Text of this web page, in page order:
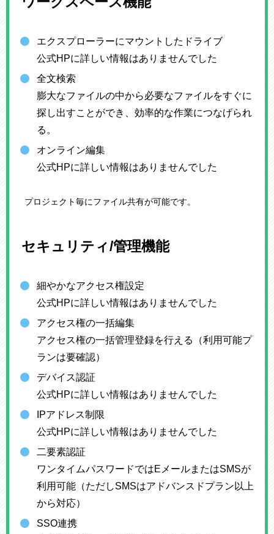
エクスプローラーにマウントしたドライブ
公式HPに詳しい情報はありませんでした
全文検索
膨大なファイルの中から必要なファイルをすぐに
探し出すことができ、効率的な作業につなげられ
る。
オンライン編集
公式HPに詳しい情報はありませんでした
プロジェクト毎にファイル共有が可能です。
セキュリティ/管理機能
細やかなアクセス権設定
公式HPに詳しい情報はありませんでした
アクセス権の一括編集
アクセス権の一括管理登録を行える（利用可能プ
ランは要確認）
デバイス認証
公式HPに詳しい情報はありませんでした
IPアドレス制限
公式HPに詳しい情報はありませんでした
二要素認証
ワンタイムパスワードではEメールまたはSMSが
利用可能（ただしSMSはアドバンスドプラン以上
から対応）
SSO連携